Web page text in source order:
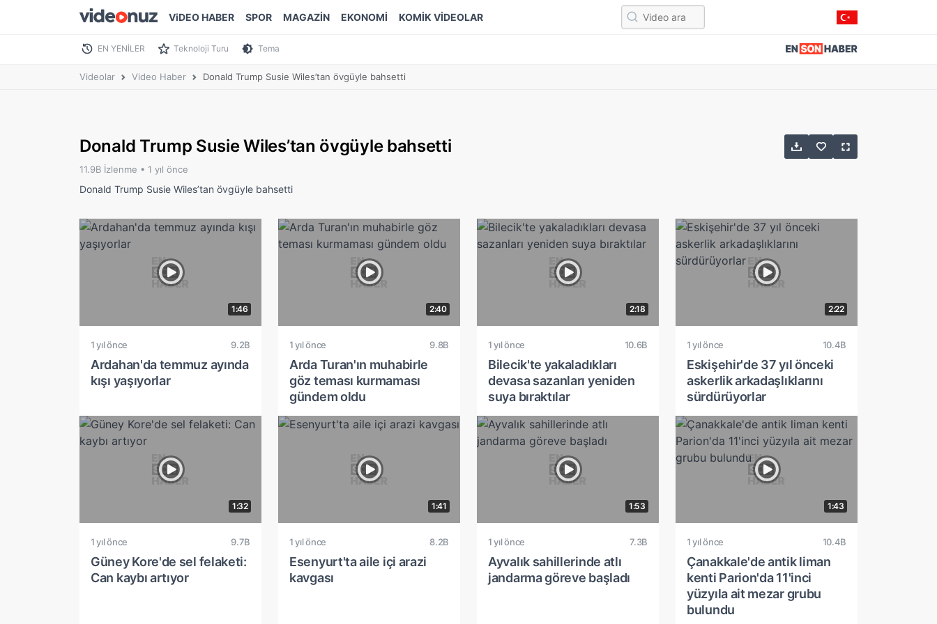
ViDEO HABER SPOR MAGAZİN EKONOMİ KOMİK VİDEOLAR
EN YENİLER Teknoloji Turu Tema
Videolar Video Haber Donald Trump Susie Wiles’tan övgüyle bahsetti
Donald Trump Susie Wiles’tan övgüyle bahsetti
11.9B İzlenme • 1 yıl önce
Donald Trump Susie Wiles’tan övgüyle bahsetti
1:46
1 yıl önce 9.2B
Ardahan'da temmuz ayında
kışı yaşıyorlar
2:40
1 yıl önce 9.8B
Arda Turan'ın muhabirle
göz teması kurmaması
gündem oldu
2:18
1 yıl önce 10.6B
Bilecik'te yakaladıkları
devasa sazanları yeniden
suya bıraktılar
2:22
1 yıl önce 10.4B
Eskişehir'de 37 yıl önceki
askerlik arkadaşlıklarını
sürdürüyorlar
1:32
1 yıl önce 9.7B
Güney Kore'de sel felaketi:
Can kaybı artıyor
1:41
1 yıl önce 8.2B
Esenyurt'ta aile içi arazi
kavgası
1:53
1 yıl önce 7.3B
Ayvalık sahillerinde atlı
jandarma göreve başladı
1:43
1 yıl önce 10.4B
Çanakkale'de antik liman
kenti Parion'da 11'inci
yüzyıla ait mezar grubu
bulundu